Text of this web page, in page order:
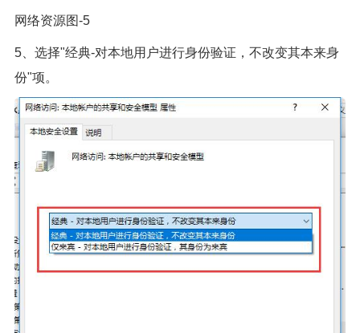
网络资源图-5
5、选择"经典-对本地用户进行身份验证，不改变其本来身
份"项。